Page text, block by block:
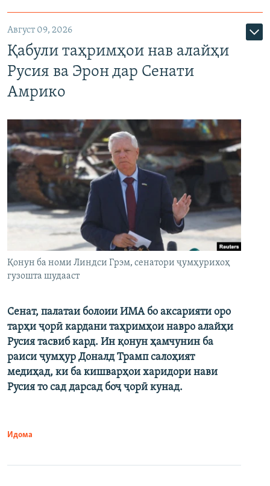
Август 09, 2026
Қабули таҳримҳои нав алайҳи
Русия ва Эрон дар Сенати
Амрико
Қонун ба номи Линдси Грэм, сенатори ҷумҳурихоҳ
гузошта шудааст
Сенат, палатаи болоии ИМА бо аксарияти оро
тарҳи ҷорӣ кардани таҳримҳои навро алайҳи
Русия тасвиб кард. Ин қонун ҳамчунин ба
раиси ҷумҳур Доналд Трамп салоҳият
медиҳад, ки ба кишварҳои харидори нави
Русия то сад дарсад боҷ ҷорӣ кунад.
Идома